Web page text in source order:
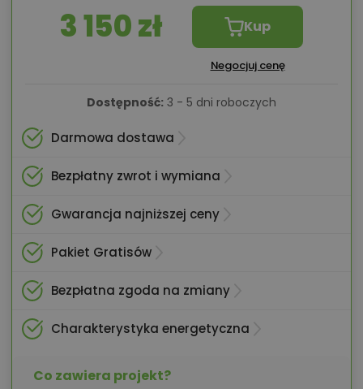
3 150 zł Kup
Negocjuj cenę
Dostępność: 3 - 5 dni roboczych
Darmowa dostawa
Bezpłatny zwrot i wymiana
Gwarancja najniższej ceny
Pakiet Gratisów
Bezpłatna zgoda na zmiany
Charakterystyka energetyczna
Co zawiera projekt?